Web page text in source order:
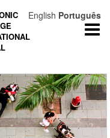
English Português